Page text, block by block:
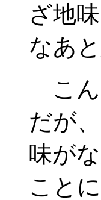
ざ地
なあ
こん
だが
味が
こと